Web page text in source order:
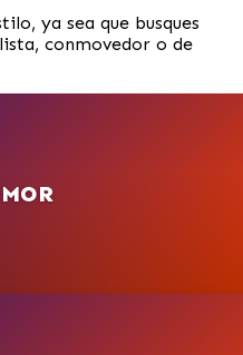
ya sea que busques
conmovedor o de